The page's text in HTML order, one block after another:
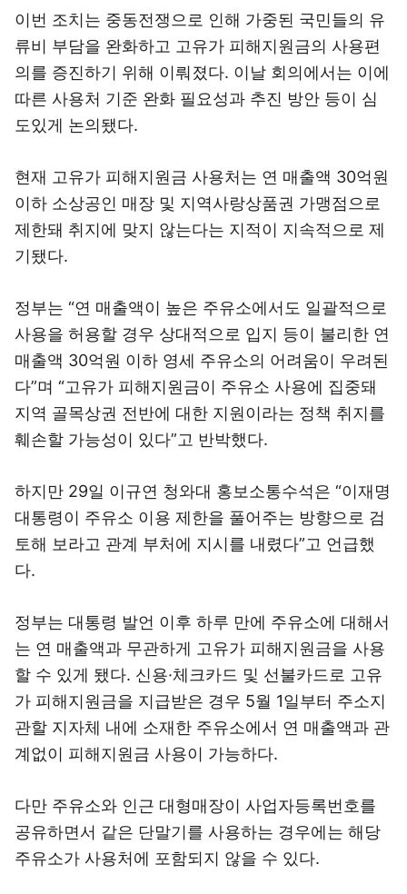
이번 조치는 중동전쟁으로 인해 가중된 국민들의 유
류비 부담을 완화하고 고유가 피해지원금의 사용편
의를 증진하기 위해 이뤄졌다. 이날 회의에서는 이에
따른 사용처 기준 완화 필요성과 추진 방안 등이 심
도있게 논의됐다.
현재 고유가 피해지원금 사용처는 연 매출액 30억원
이하 소상공인 매장 및 지역사랑상품권 가맹점으로
제한돼 취지에 맞지 않는다는 지적이 지속적으로 제
기됐다.
정부는 “연 매출액이 높은 주유소에서도 일괄적으로
사용을 허용할 경우 상대적으로 입지 등이 불리한 연
매출액 30억원 이하 영세 주유소의 어려움이 우려된
다”며 “고유가 피해지원금이 주유소 사용에 집중돼
지역 골목상권 전반에 대한 지원이라는 정책 취지를
훼손할 가능성이 있다”고 반박했다.
하지만 29일 이규연 청와대 홍보소통수석은 “이재명
대통령이 주유소 이용 제한을 풀어주는 방향으로 검
토해 보라고 관계 부처에 지시를 내렸다”고 언급했
다.
정부는 대통령 발언 이후 하루 만에 주유소에 대해서
는 연 매출액과 무관하게 고유가 피해지원금을 사용
할 수 있게 됐다. 신용·체크카드 및 선불카드로 고유
가 피해지원금을 지급받은 경우 5월 1일부터 주소지
관할 지자체 내에 소재한 주유소에서 연 매출액과 관
계없이 피해지원금 사용이 가능하다.
다만 주유소와 인근 대형매장이 사업자등록번호를
공유하면서 같은 단말기를 사용하는 경우에는 해당
주유소가 사용처에 포함되지 않을 수 있다.